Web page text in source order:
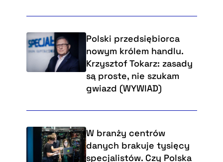
Polski przedsiębiorca
nowym królem handlu.
Krzysztof Tokarz: zasady
są proste, nie szukam
gwiazd (WYWIAD)
W branży centrów
danych brakuje tysięcy
specjalistów. Czy Polska